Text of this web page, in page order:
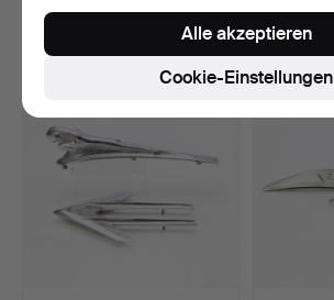
9 Gebote
9 Gebote
100 USD
Cookie-Einstellungen
Alle akzeptieren